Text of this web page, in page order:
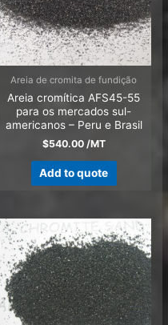
Areia de cromita de fundição
Areia cromítica AFS45-55
para os mercados sul-
americanos – Peru e Brasil
$540.00/MT
Add to quote